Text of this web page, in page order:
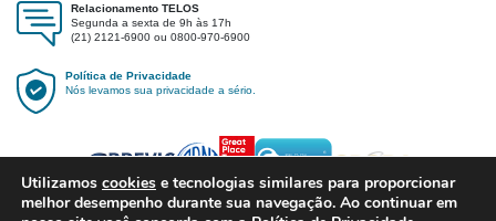
Relacionamento TELOS
Segunda a sexta de 9h às 17h
(21) 2121-6900 ou 0800-970-6900
Política de Privacidade
Nós levamos sua privacidade a sério.
Utilizamos cookies e tecnologias similares para proporcionar
melhor desempenho durante sua navegação. Ao continuar em